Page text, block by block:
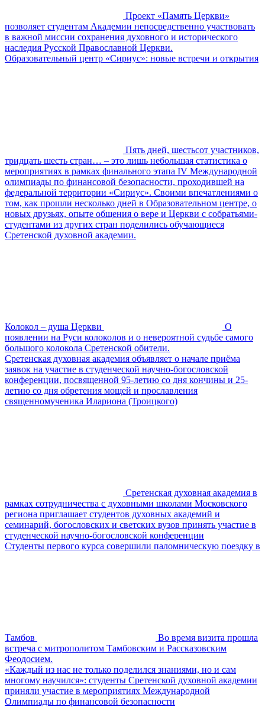
Проект «Память Церкви»
позволяет студентам Академии непосредственно участвовать
в важной миссии сохранения духовного и исторического
наследия Русской Православной Церкви.
Образовательный центр «Сириус»: новые встречи и открытия
Пять дней, шестьсот участников,
тридцать шесть стран… – это лишь небольшая статистика о
мероприятиях в рамках финального этапа IV Международной
олимпиады по финансовой безопасности, проходившей на
федеральной территории «Сириус». Своими впечатлениями о
том, как прошли несколько дней в Образовательном центре, о
новых друзьях, опыте общения о вере и Церкви с собратьями-
студентами из других стран поделились обучающиеся
Сретенской духовной академии.
Колокол – душа Церкви
О
появлении на Руси колоколов и о невероятной судьбе самого
большого колокола Сретенской обители.
Сретенская духовная академия объявляет о начале приёма
заявок на участие в студенческой научно-богословской
конференции, посвященной 95-летию со дня кончины и 25-
летию со дня обретения мощей и прославления
священномученика Илариона (Троицкого)
Сретенская духовная академия в
рамках сотрудничества с духовными школами Московского
региона приглашает студентов духовных академий и
семинарий, богословских и светских вузов принять участие в
студенческой научно-богословской конференции
Студенты первого курса совершили паломническую поездку в
Тамбов
Во время визита прошла
встреча с митрополитом Тамбовским и Рассказовским
Феодосием.
«Каждый из нас не только поделился знаниями, но и сам
многому научился»: студенты Сретенской духовной академии
приняли участие в мероприятиях Международной
Олимпиады по финансовой безопасности